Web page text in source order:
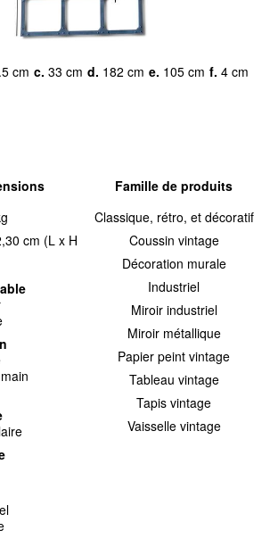
cm c. 33 cm d. 182 cm e. 105 cm f. 4 cm
cm (L x H
Famille de produits
Classique, rétro, et décoratif
Coussin vintage
Décoration murale
Industriel
Miroir industriel
Miroir métallique
Papier peint vintage
Tableau vintage
Tapis vintage
Vaisselle vintage